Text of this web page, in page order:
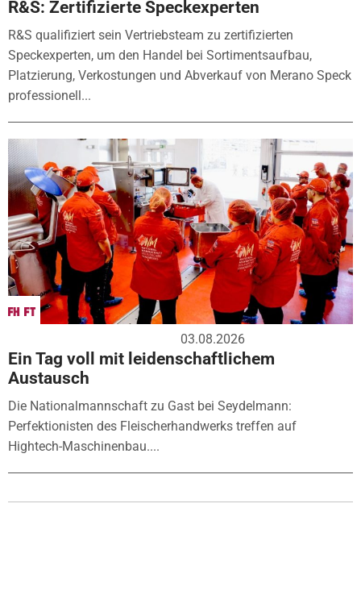
R&S: Zertifizierte Speckexperten
R&S qualifiziert sein Vertriebsteam zu zertifizierten
Speckexperten, um den Handel bei Sortimentsaufbau,
Platzierung, Verkostungen und Abverkauf von Merano Speck
professionell...
03.08.2026
Ein Tag voll mit leidenschaftlichem
Austausch
Die Nationalmannschaft zu Gast bei Seydelmann:
Perfektionisten des Fleischerhandwerks treffen auf
Hightech-Maschinenbau....